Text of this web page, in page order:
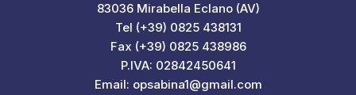
83036 Mirabella Eclano (AV)
Tel (+39) 0825 438131
Fax (+39) 0825 438986
P.IVA: 02842450641
Email: opsabina1@gmail.com